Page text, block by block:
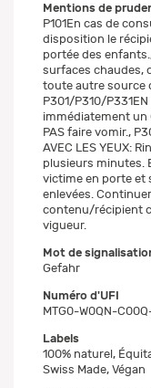
Mentions de
P101En cas de
disposition le
portée des
surfaces chaudes,
toute autre source
P301/P310/P331EN
immédiatement un
PAS faire vomir.,
AVEC LES YEUX:
plusieurs minutes.
victime en porte et
enlevées.
contenu/récipient
vigueur.
Mot de
Gefahr
Numéro d'UFI
MTG0-W0QN-
Labels
100% naturel,
Swiss Made, Végan